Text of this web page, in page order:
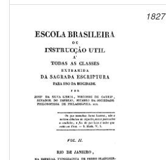
1827